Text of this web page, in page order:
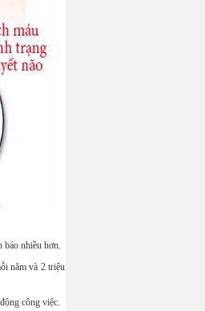
báo nhiều hơn.
năm và 2 triệu người này chủ
công việc.